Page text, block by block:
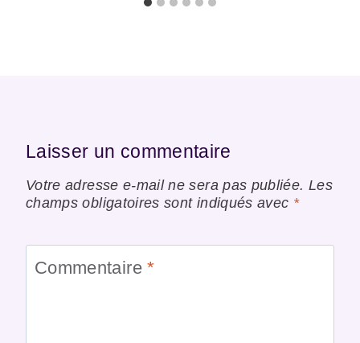
Laisser un commentaire
Votre adresse e-mail ne sera pas publiée. Les
champs obligatoires sont indiqués avec *
Commentaire*